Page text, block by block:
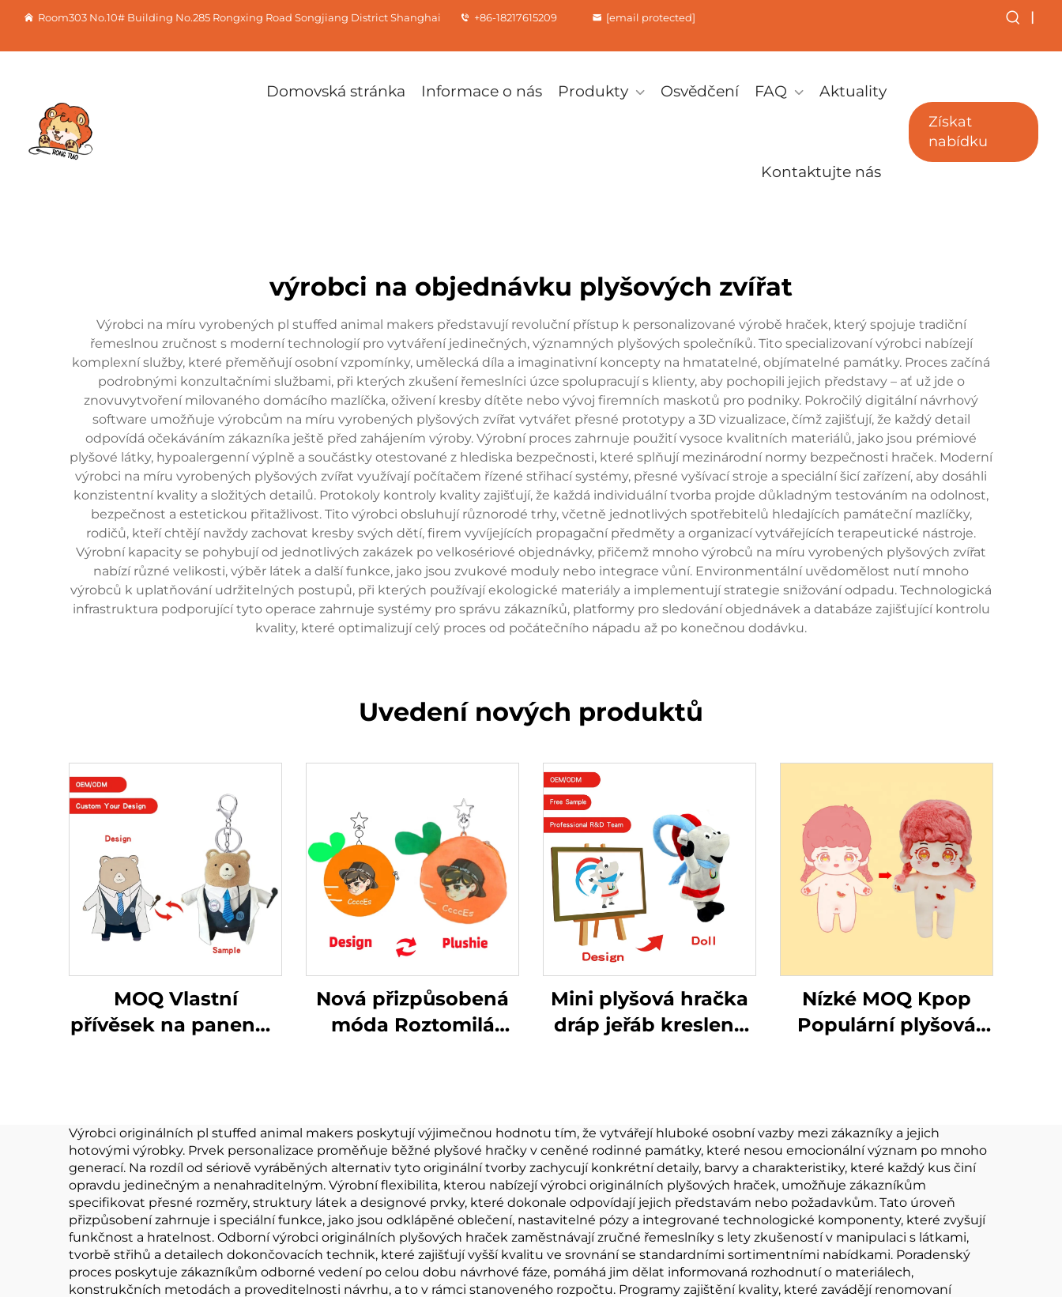
Room303 No.10# Building No.285 Rongxing Road Songjiang District Shanghai +86-18217615209 [email protected] |
Domovská stránka Informace o nás Produkty Osvědčení FAQ Aktuality
Kontaktujte nás
Získat
nabídku
výrobci na objednávku plyšových zvířat
Výrobci na míru vyrobených pl stuffed animal makers představují revoluční přístup k personalizované výrobě hraček, který spojuje tradiční
řemeslnou zručnost s moderní technologií pro vytváření jedinečných, významných plyšových společníků. Tito specializovaní výrobci nabízejí
komplexní služby, které přeměňují osobní vzpomínky, umělecká díla a imaginativní koncepty na hmatatelné, objímatelné památky. Proces začíná
podrobnými konzultačními službami, při kterých zkušení řemeslníci úzce spolupracují s klienty, aby pochopili jejich představy – ať už jde o
znovuvytvoření milovaného domácího mazlíčka, oživení kresby dítěte nebo vývoj firemních maskotů pro podniky. Pokročilý digitální návrhový
software umožňuje výrobcům na míru vyrobených plyšových zvířat vytvářet přesné prototypy a 3D vizualizace, čímž zajišťují, že každý detail
odpovídá očekáváním zákazníka ještě před zahájením výroby. Výrobní proces zahrnuje použití vysoce kvalitních materiálů, jako jsou prémiové
plyšové látky, hypoalergenní výplně a součástky otestované z hlediska bezpečnosti, které splňují mezinárodní normy bezpečnosti hraček. Moderní
výrobci na míru vyrobených plyšových zvířat využívají počítačem řízené střihací systémy, přesné vyšívací stroje a speciální šicí zařízení, aby dosáhli
konzistentní kvality a složitých detailů. Protokoly kontroly kvality zajišťují, že každá individuální tvorba projde důkladným testováním na odolnost,
bezpečnost a estetickou přitažlivost. Tito výrobci obsluhují různorodé trhy, včetně jednotlivých spotřebitelů hledajících památeční mazlíčky,
rodičů, kteří chtějí navždy zachovat kresby svých dětí, firem vyvíjejících propagační předměty a organizací vytvářejících terapeutické nástroje.
Výrobní kapacity se pohybují od jednotlivých zakázek po velkosériové objednávky, přičemž mnoho výrobců na míru vyrobených plyšových zvířat
nabízí různé velikosti, výběr látek a další funkce, jako jsou zvukové moduly nebo integrace vůní. Environmentální uvědomělost nutí mnoho
výrobců k uplatňování udržitelných postupů, při kterých používají ekologické materiály a implementují strategie snižování odpadu. Technologická
infrastruktura podporující tyto operace zahrnuje systémy pro správu zákazníků, platformy pro sledování objednávek a databáze zajišťující kontrolu
kvality, které optimalizují celý proces od počátečního nápadu až po konečnou dodávku.
Uvedení nových produktů
MOQ Vlastní
přívěsek na panenku
hračka Keychain
Nová přizpůsobená
móda Roztomilá
Mini plyšová hračka
dráp jeřáb kreslené
přizpůsobitelný
plyšový přívěsek na
klíče
Nízké MOQ Kpop
Populární plyšová
Výrobci originálních pl stuffed animal makers poskytují výjimečnou hodnotu tím, že vytvářejí hluboké osobní vazby mezi zákazníky a jejich
hotovými výrobky. Prvek personalizace proměňuje běžné plyšové hračky v ceněné rodinné památky, které nesou emocionální význam po mnoho
generací. Na rozdíl od sériově vyráběných alternativ tyto originální tvorby zachycují konkrétní detaily, barvy a charakteristiky, které každý kus činí
opravdu jedinečným a nenahraditelným. Výrobní flexibilita, kterou nabízejí výrobci originálních plyšových hraček, umožňuje zákazníkům
specifikovat přesné rozměry, struktury látek a designové prvky, které dokonale odpovídají jejich představám nebo požadavkům. Tato úroveň
přizpůsobení zahrnuje i speciální funkce, jako jsou odklápěné oblečení, nastavitelné pózy a integrované technologické komponenty, které zvyšují
funkčnost a hratelnost. Odborní výrobci originálních plyšových hraček zaměstnávají zručné řemeslníky s lety zkušeností v manipulaci s látkami,
tvorbě střihů a detailech dokončovacích technik, které zajišťují vyšší kvalitu ve srovnání se standardními sortimentními nabídkami. Poradenský
proces poskytuje zákazníkům odborné vedení po celou dobu návrhové fáze, pomáhá jim dělat informovaná rozhodnutí o materiálech,
konstrukčních metodách a proveditelnosti návrhu, a to v rámci stanoveného rozpočtu. Programy zajištění kvality, které zavádějí renomovaní